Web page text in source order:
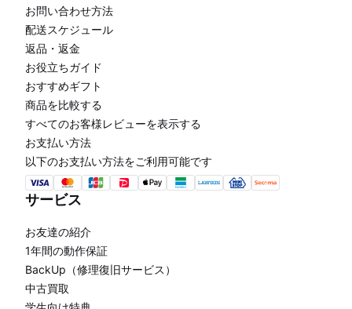
お問い合わせ方法
配送スケジュール
返品・返金
お役立ちガイド
おすすめギフト
商品を比較する
すべてのお客様レビューを表示する
お支払い方法
以下のお支払い方法をご利用可能です
サービス
お友達の紹介
1年間の動作保証
BackUp（修理復旧サービス）
中古買取